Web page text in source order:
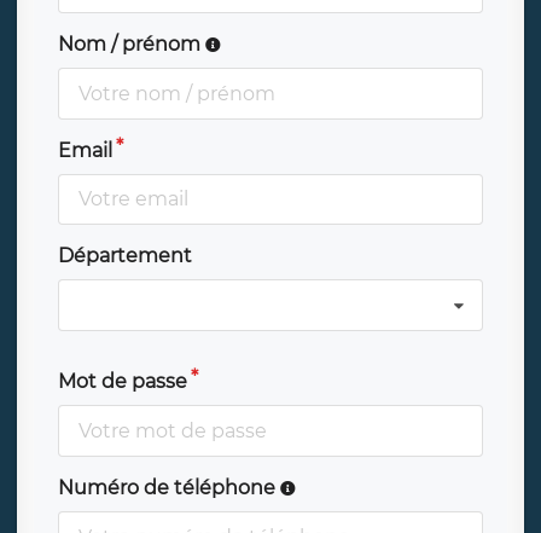
Nom / prénom
Email
Département
Mot de passe
Numéro de téléphone